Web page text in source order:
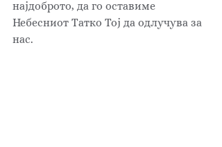
најдоброто, да го оставиме
Небесниот Tатко Тој да одлучува за
нас.